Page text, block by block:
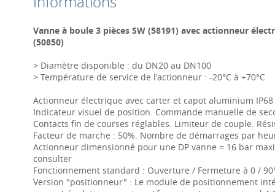
Vanne à boule 3 pièces SW (58191) avec actionneur
(50850)
> Diamètre disponible : du DN20 au DN100
> Température de service de l'actionneur : -20°C à +70°C
Actionneur électrique avec carter et capot aluminium IP68
Indicateur visuel de position. Commande manuelle de
Contacts fin de courses réglables. Limiteur de couple.
Facteur de marche : 50%. Nombre de démarrages par
Actionneur dimensionné pour une DP vanne = 16 bar
consulter
Fonctionnement standard : Ouverture / Fermeture à 0 /
Version "positionneur" : Le module de positionnement